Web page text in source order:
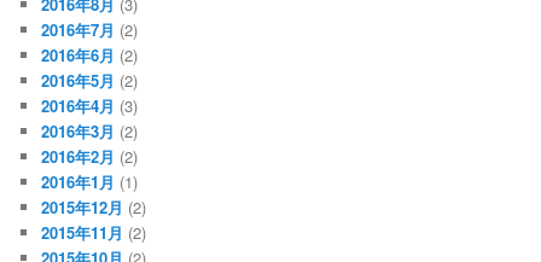
2016年8月 (3)
2016年7月 (2)
2016年6月 (2)
2016年5月 (2)
2016年4月 (3)
2016年3月 (2)
2016年2月 (2)
2016年1月 (1)
2015年12月 (2)
2015年11月 (2)